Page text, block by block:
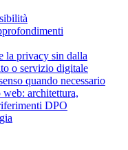
la privacy sin dalla
o servizio digitale
quando necessario
architettura,
DPO